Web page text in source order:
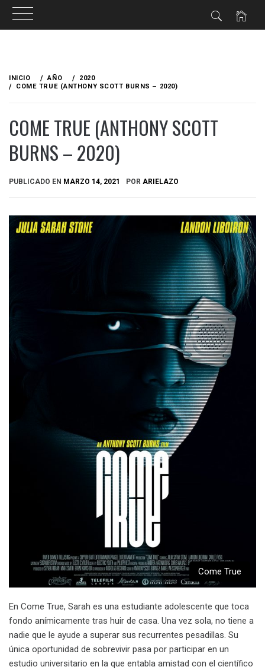
contenido
INICIO AÑO
2020
COME TRUE (ANTHONY SCOTT BURNS – 2020)
COME TRUE (ANTHONY SCOTT
BURNS – 2020)
PUBLICADO EN MARZO 14, 2021 POR ARIELAZO
Come True
En Come True, Sarah es una estudiante adolescente que toca
fondo anímicamente tras huir de casa. Una vez sola, no tiene a
nadie que le ayude a superar sus recurrentes pesadillas. Su
única oportunidad de sobrevivir pasa por participar en un
estudio universitario en la que entabla amistad con el científico